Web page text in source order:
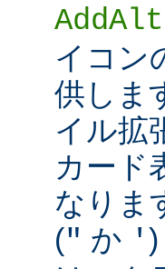
AddAlt
イコン
供しま
イル拡
カード
なりま
(" か '